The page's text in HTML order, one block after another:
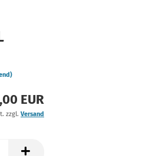
EUR
zzgl. Versand